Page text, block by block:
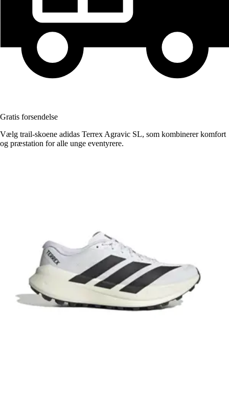
Gratis forsendelse
Vælg trail-skoene adidas Terrex Agravic SL, som kombinerer komfort
og præstation for alle unge eventyrere.